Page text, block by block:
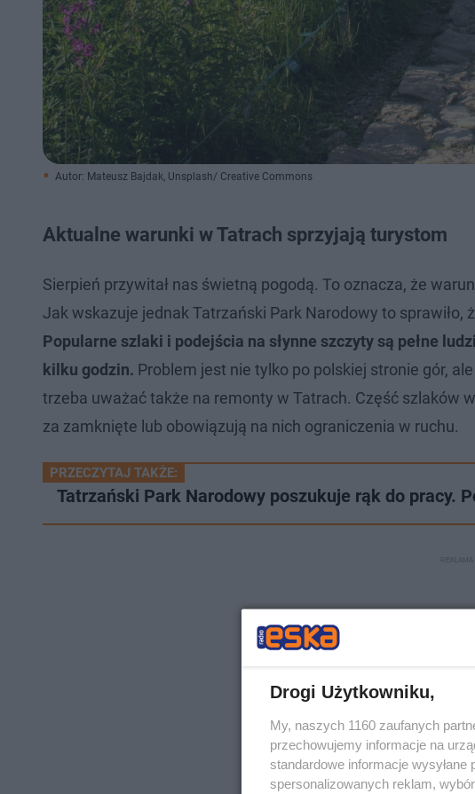
Autor: Mateusz Bajdak, Unsplash/ Creative Commons
Aktualne warunki w Tatrach sprzyjają turystom
Sierpień przywitał nas świetną pogodą. To oznacza, że
Jak wskazuje jednak Tatrzański Park Narodowy to sprawiło,
Popularne szlaki i podejścia na słynne szczyty są pełne
kilku godzin. Problem jest nie tylko po polskiej stronie gór,
trzeba uważać także na remonty w Tatrach. Część szlaków
za zamknięte lub obowiązują na nich ograniczenia w ruchu.
PRZECZYTAJ TAKŻE:
Tatrzański Park Narodowy poszukuje rąk do pracy.
Drogi Użytkowniku,
My, naszych 1160 zaufanych
przechowujemy informacje na
standardowe informacje
spersonalizowanych reklam,